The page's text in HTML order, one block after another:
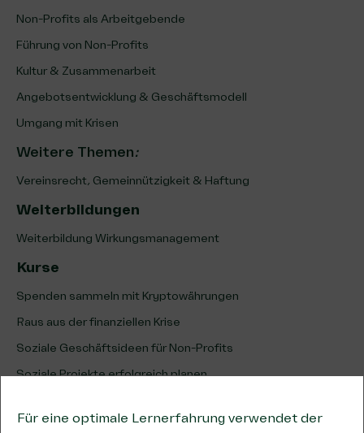
Für eine optimale Lernerfahrung verwendet der
Non-Profits als Arbeitgebende
Führung von Non-Profits
Kultur & Zusammenarbeit
Angebotsentwicklung & Geschäftsmodell
Umgang mit Krisen
Weitere Themen:
Vereinsrecht, Gemeinnützigkeit & Haftung
Weiterbildungen
Weiterbildung Wirkungsmanagement
Kurse
Spenden sammeln mit Kryptowährungen
Raus aus der finanziellen Krise
Soziale Geschäftsideen für Non-Profits
Soziale Projekte erfolgreich planen
Unternehmenskooperationen